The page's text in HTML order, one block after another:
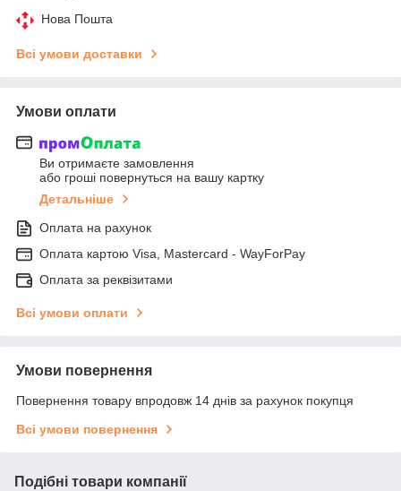
Нова Пошта
Всі умови доставки
Умови оплати
Ви отримаєте замовлення
або гроші повернуться на вашу картку
Детальніше
Оплата на рахунок
Оплата картою Visa, Mastercard - WayForPay
Оплата за реквізитами
Всі умови оплати
Умови повернення
Повернення товару впродовж 14 днів за рахунок покупця
Всі умови повернення
Подібні товари компанії